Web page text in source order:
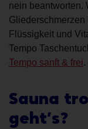
nein beantworten.
Gliederschmerzen
Flüssigkeit und
Tempo
Tempo sanft & frei.
Sauna
geht’s?